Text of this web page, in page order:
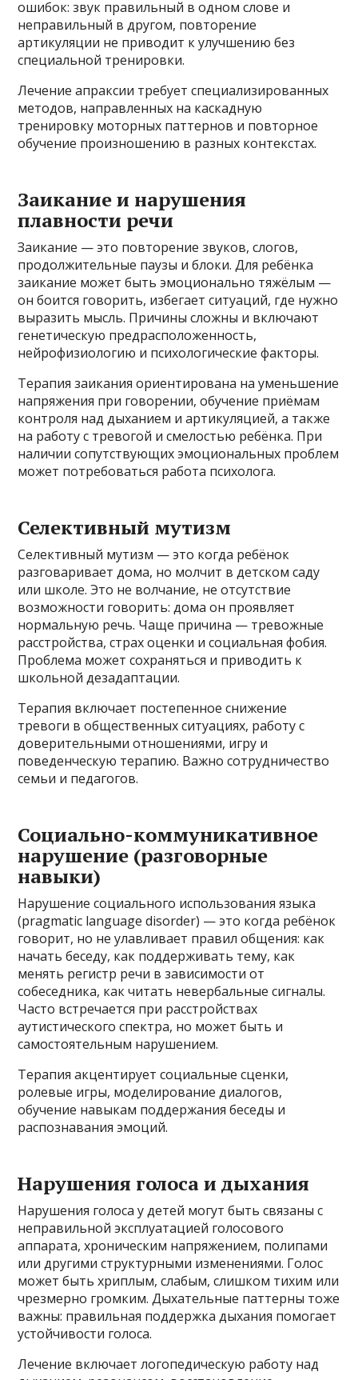
ошибок: звук правильный в одном слове и
неправильный в другом, повторение
артикуляции не приводит к улучшению без
специальной тренировки.
Лечение апраксии требует специализированных
методов, направленных на каскадную
тренировку моторных паттернов и повторное
обучение произношению в разных контекстах.
Заикание и нарушения
плавности речи
Заикание — это повторение звуков, слогов,
продолжительные паузы и блоки. Для ребёнка
заикание может быть эмоционально тяжёлым —
он боится говорить, избегает ситуаций, где нужно
выразить мысль. Причины сложны и включают
генетическую предрасположенность,
нейрофизиологию и психологические факторы.
Терапия заикания ориентирована на уменьшение
напряжения при говорении, обучение приёмам
контроля над дыханием и артикуляцией, а также
на работу с тревогой и смелостью ребёнка. При
наличии сопутствующих эмоциональных проблем
может потребоваться работа психолога.
Селективный мутизм
Селективный мутизм — это когда ребёнок
разговаривает дома, но молчит в детском саду
или школе. Это не волчание, не отсутствие
возможности говорить: дома он проявляет
нормальную речь. Чаще причина — тревожные
расстройства, страх оценки и социальная фобия.
Проблема может сохраняться и приводить к
школьной дезадаптации.
Терапия включает постепенное снижение
тревоги в общественных ситуациях, работу с
доверительными отношениями, игру и
поведенческую терапию. Важно сотрудничество
семьи и педагогов.
Социально-коммуникативное
нарушение (разговорные
навыки)
Нарушение социального использования языка
(pragmatic language disorder) — это когда ребёнок
говорит, но не улавливает правил общения: как
начать беседу, как поддерживать тему, как
менять регистр речи в зависимости от
собеседника, как читать невербальные сигналы.
Часто встречается при расстройствах
аутистического спектра, но может быть и
самостоятельным нарушением.
Терапия акцентирует социальные сценки,
ролевые игры, моделирование диалогов,
обучение навыкам поддержания беседы и
распознавания эмоций.
Нарушения голоса и дыхания
Нарушения голоса у детей могут быть связаны с
неправильной эксплуатацией голосового
аппарата, хроническим напряжением, полипами
или другими структурными изменениями. Голос
может быть хриплым, слабым, слишком тихим или
чрезмерно громким. Дыхательные паттерны тоже
важны: правильная поддержка дыхания помогает
устойчивости голоса.
Лечение включает логопедическую работу над